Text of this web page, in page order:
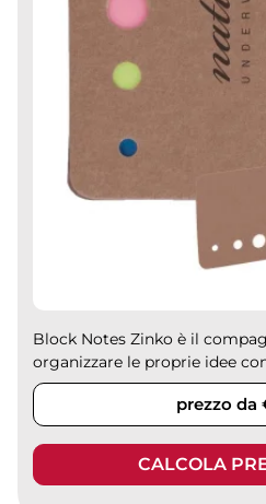
Block Notes Zinko è il
organizzare le proprie idee
prezzo da
CALCOLA